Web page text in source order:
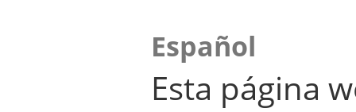
Español
Esta página